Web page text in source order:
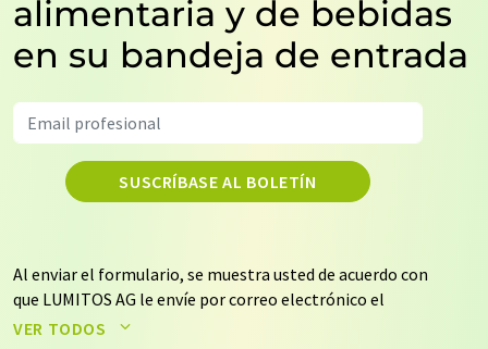
alimentaria y de bebidas
en su bandeja de entrada
SUSCRÍBASE AL BOLETÍN
Al enviar el formulario, se muestra usted de acuerdo con
que LUMITOS AG le envíe por correo electrónico el
boletín o boletines seleccionados anteriormente. Sus
VER TODOS